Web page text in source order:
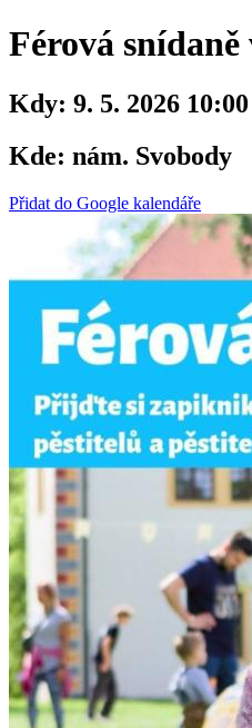
Férová
Kdy: 9. 5. 2026
Kde: nám. Svobody
Přidat do Google kalendáře